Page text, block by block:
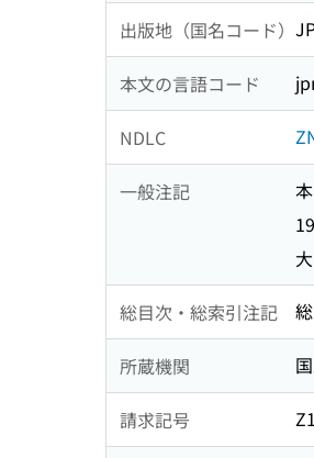
出版地（国名コード）
本文の言語コード
NDLC
一般注記
総目次・総索引注記
所蔵機関
請求記号